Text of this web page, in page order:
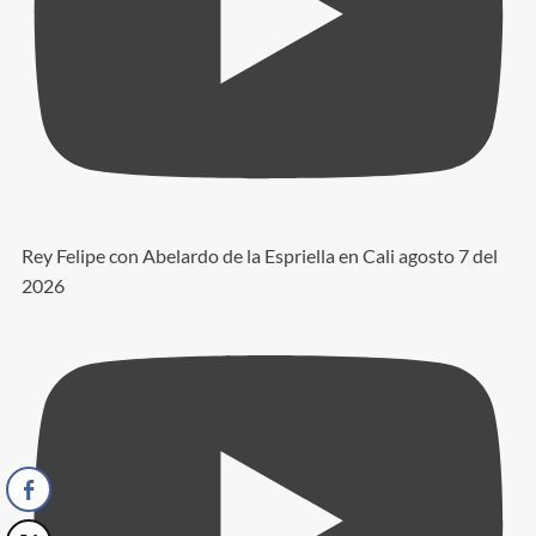
Rey Felipe con Abelardo de la Espriella en Cali agosto 7 del
2026